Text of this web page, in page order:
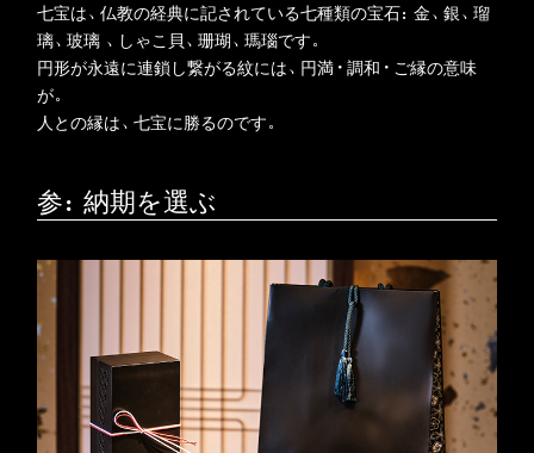
七宝は、仏教の経典に記されている七種類の宝石：金、銀、瑠
璃、玻璃 、しゃこ貝、珊瑚、瑪瑙です。
円形が永遠に連鎖し繋がる紋には、円満・調和・ご縁の意味
が。
人との縁は、七宝に勝るのです。
参：納期を選ぶ